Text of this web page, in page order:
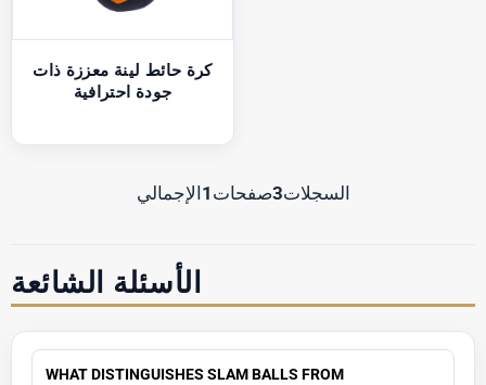
كرة حائط لينة معززة ذات
جودة احترافية
الإجمالي 1 صفحات3السجلات
الأسئلة الشائعة
WHAT DISTINGUISHES SLAM BALLS FROM